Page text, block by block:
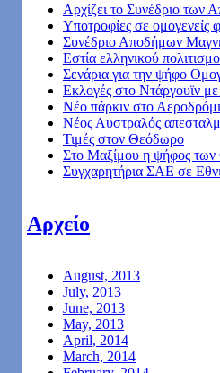
Αρχίζει το Συνέδριο
Υποτροφίες σε ομογενείς
Συνέδριο Αποδήμων
Εστία ελληνικού
Σενάρια για την ψήφο
Εκλογές στο Ντάργουϊν με
Νέο πάρκιν στο
Nέος Αυστραλός
Τιμές στον Θεόδωρο
Στο Μαξίμου η ψήφος
Συγχαρητήρια ΣΑΕ σε
Αρχείο
August, 2013
July, 2013
June, 2013
May, 2013
April, 2014
March, 2014